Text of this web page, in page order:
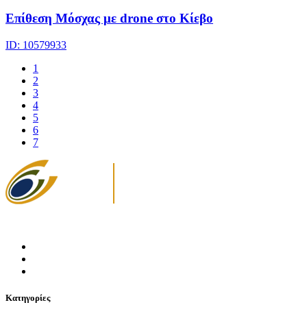
Eπίθεση Μόσχας με drone στο Κίεβο
ID: 10579933
1
2
3
4
5
6
7
Κατηγορίες